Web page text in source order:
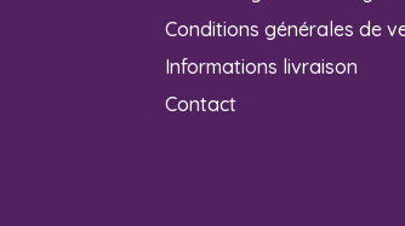
Conditions générales de
Informations livraison
Contact